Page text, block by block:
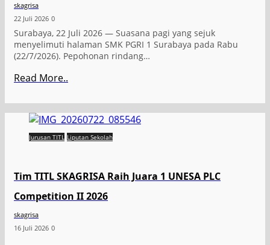
skagrisa
22 Juli 2026 0
Surabaya, 22 Juli 2026 — Suasana pagi yang sejuk
menyelimuti halaman SMK PGRI 1 Surabaya pada Rabu
(22/7/2026). Pepohonan rindang…
Read More..
Jurusan TITL Liputan Sekolah
Tim TITL SKAGRISA Raih Juara 1 UNESA PLC
Competition II 2026
skagrisa
16 Juli 2026 0